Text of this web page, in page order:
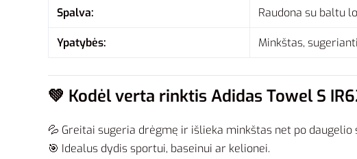
Spalva: Raudona su baltu
Ypatybės: Minkštas,
💚 Kodėl verta rinktis Adidas Towel S
💦 Greitai sugeria drėgmę ir išlieka minkštas net po daugelio
🎯 Idealus dydis sportui, baseinui ar kelionei.